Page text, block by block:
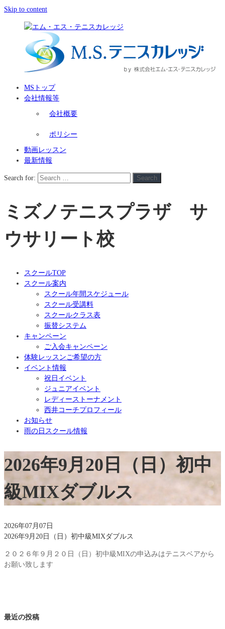
Skip to content
MSトップ
会社情報等
会社概要
ポリシー
動画レッスン
最新情報
Search for: Search
ミズノテニスプラザ サ
ウサリート校
スクールTOP
スクール案内
スクール年間スケジュール
スクール受講料
スクールクラス表
振替システム
キャンペーン
ご入会キャンペーン
体験レッスンご希望の方
イベント情報
祝日イベント
ジュニアイベント
レディーストーナメント
西井コーチプロフィール
お知らせ
雨の日スクール情報
2026年9月20日（日）初中
級MIXダブルス
2026年07月07日
2026年9月20日（日）初中級MIXダブルス
２０２６年９月２０日（日）初中級MIXの申込みはテニスベアから
お願い致します
最近の投稿